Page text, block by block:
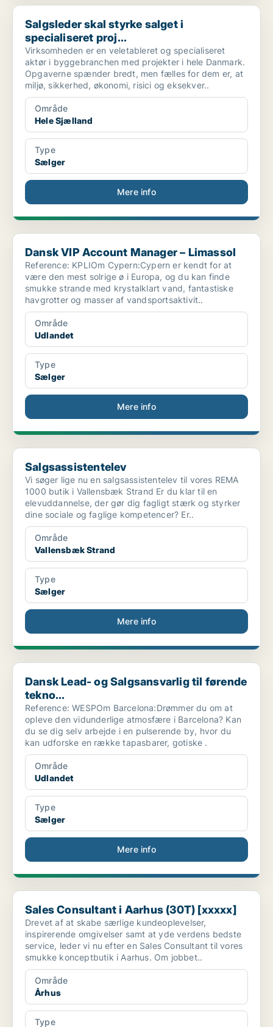
Salgsleder skal styrke salget i specialiseret proj...
Salgsleder skal styrke salget i
specialiseret proj...
Virksomheden er en veletableret og specialiseret
aktør i byggebranchen med projekter i hele Danmark.
Opgaverne spænder bredt, men fælles for dem er, at
miljø, sikkerhed, økonomi, risici og eksekver..
Område
Hele Sjælland
Type
Sælger
Mere info
Dansk VIP Account Manager – Limassol
Dansk VIP Account Manager – Limassol
Reference: KPLIOm Cypern:Cypern er kendt for at
være den mest solrige ø i Europa, og du kan finde
smukke strande med krystalklart vand, fantastiske
havgrotter og masser af vandsportsaktivit..
Område
Udlandet
Type
Sælger
Mere info
Salgsassistentelev
Salgsassistentelev
Vi søger lige nu en salgsassistentelev til vores REMA
1000 butik i Vallensbæk Strand Er du klar til en
elevuddannelse, der gør dig fagligt stærk og styrker
dine sociale og faglige kompetencer? Er..
Område
Vallensbæk Strand
Type
Sælger
Mere info
Dansk Lead- og Salgsansvarlig til førende tekno...
Dansk Lead- og Salgsansvarlig til førende
tekno...
Reference: WESPOm Barcelona:Drømmer du om at
opleve den vidunderlige atmosfære i Barcelona? Kan
du se dig selv arbejde i en pulserende by, hvor du
kan udforske en række tapasbarer, gotiske .
Område
Udlandet
Type
Sælger
Mere info
Sales Consultant i Aarhus (30T) [xxxxx]
Sales Consultant i Aarhus (30T) [xxxxx]
Drevet af at skabe særlige kundeoplevelser,
inspirerende omgivelser samt at yde verdens bedste
service, leder vi nu efter en Sales Consultant til vores
smukke konceptbutik i Aarhus. Om jobbet..
Område
Århus
Type